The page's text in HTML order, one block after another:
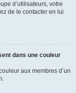
d’utilisateurs, votre
de le contacter en lui
dans une couleur
aux membres d’un